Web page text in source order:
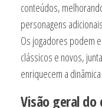
conteúdos,
personagens
Os jogadores podem
clássicos e novos,
enriquecem a
Visão geral